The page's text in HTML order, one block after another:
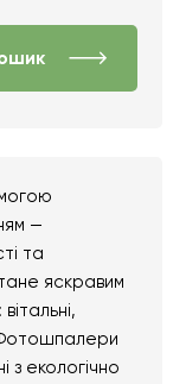
—
та
яскравим
Фотошпалери
з екологічно